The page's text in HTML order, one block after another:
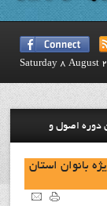
Saturday 8 August
دوره اصول و
بانوان استان